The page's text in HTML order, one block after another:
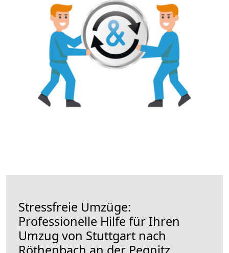
Stressfreie Umzüge:
Professionelle Hilfe für Ihren
Umzug von Stuttgart nach